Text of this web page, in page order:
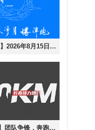
【游·活动】2026年8月15日长春净月大环潭8月半马训练赛！（含参与说明）
【早鸟价】团队争锋，奔跑无界-2026年9月19日长春100公里接力跑！